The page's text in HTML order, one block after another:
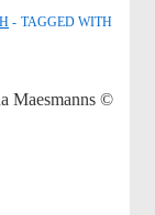
TAGGED WITH
Maesmanns ©